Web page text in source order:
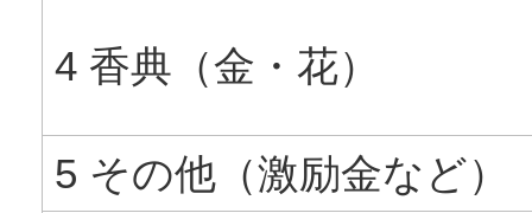
4 香典（金・花）
5 その他（激励金など）